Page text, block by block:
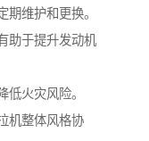
维护和更换。
助于提升发动机
低火灾风险。
机整体风格协